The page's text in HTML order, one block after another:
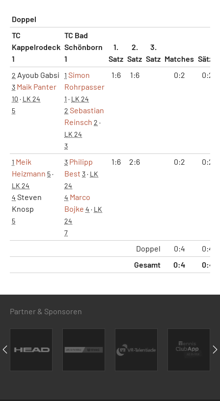
Doppel
TC
Kappelrodeck
1
TC Bad
Schönborn
1
1.
Satz
2.
Satz
3.
Satz Matches Sätze
2 Ayoub Gabsi
3 Maik Panter
10 · LK 24
5
1 Simon
Rohrpasser
1 · LK 24
2 Sebastian
Reinsch 2 ·
LK 24
3
1:6 1:6 0:2 0:2
1 Meik
Heizmann 5·
LK 24
4 Steven
Knosp
5
3 Philipp
Best 3· LK
24
4 Marco
Bojke 4 · LK
24
7
1:6 2:6 0:2 0:2
Doppel 0:4
0:4
Gesamt
0:4 0:4
Partner & Sponsoren